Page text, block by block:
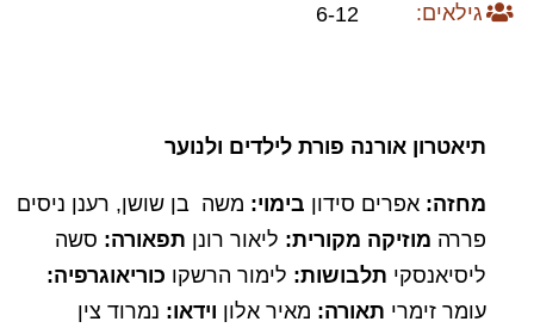
גילאים: 6-12
תיאטרון אורנה פורת לילדים ולנוער
מחזה: אפרים סידון בימוי: משה בן שושן, רענן ניסים
פררה מוזיקה מקורית: ליאור רונן תפאורה: סשה
ליסיאנסקי תלבושות: לימור הרשקו כוריאוגרפיה:
עומר זימרי תאורה: מאיר אלון וידאו: נמרוד צין